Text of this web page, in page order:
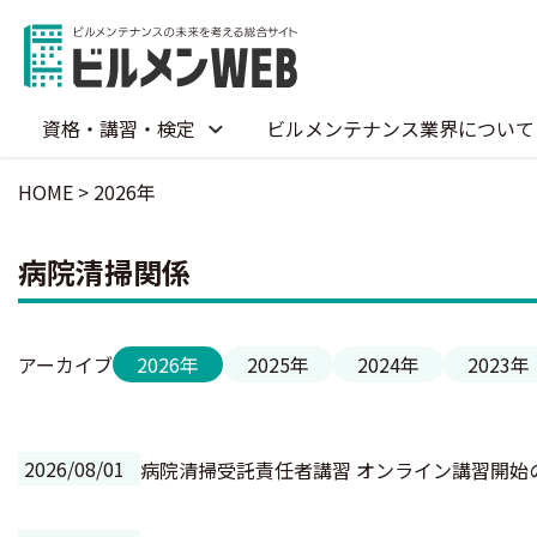
資格・講習・検定 ビルメンテナンス業界について
HOME > 2026年
病院清掃関係
アーカイブ 2026年 2025年 2024年 2023年
2026/08/01 病院清掃受託責任者講習 オンライン講習開